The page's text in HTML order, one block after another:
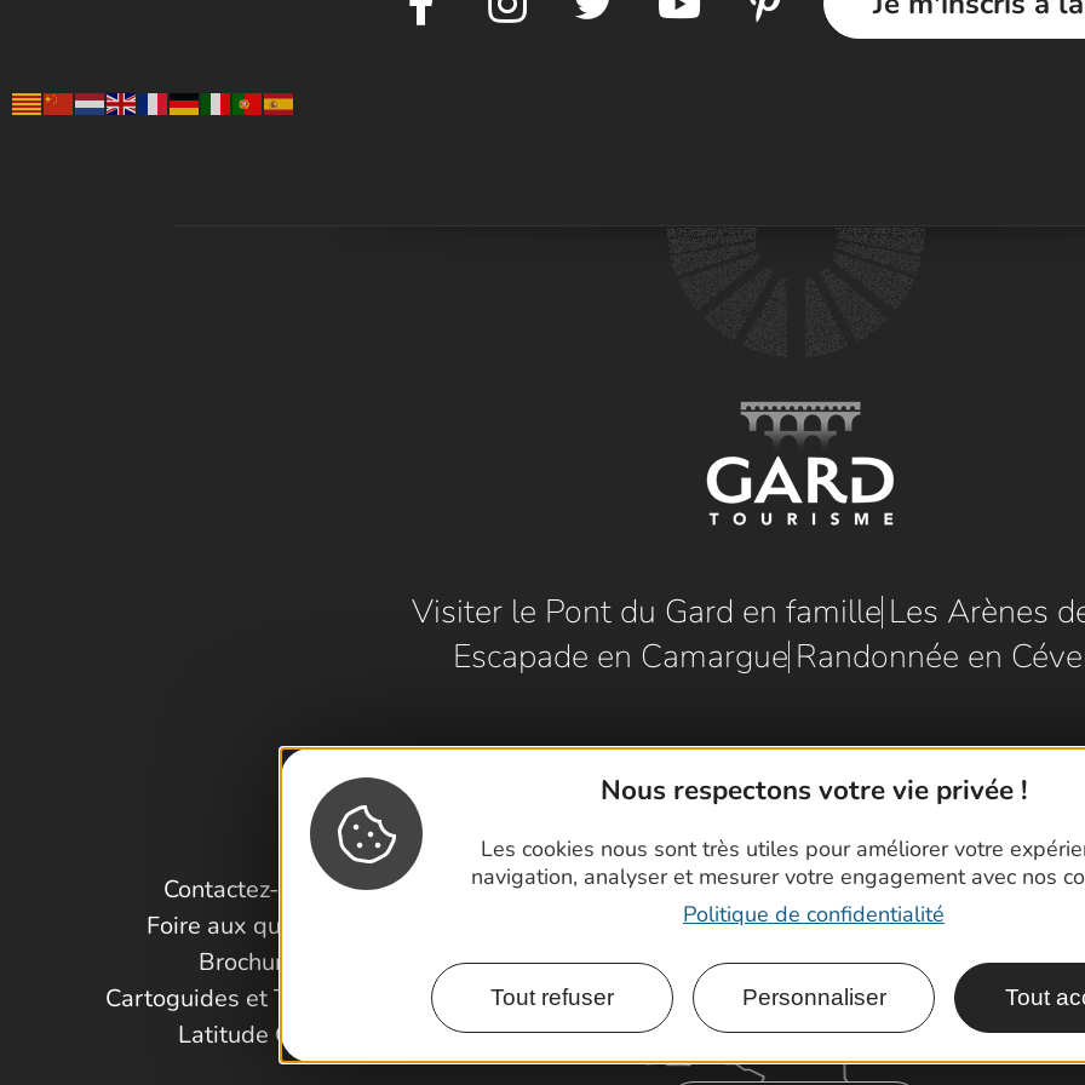
Nous respectons votre vie privée !
Les cookies nous sont très utiles pour améliorer votre
navigation, analyser et mesurer votre engagement avec nos
Politique de confidentialité
Tout refuser Personnaliser Tout
Visiter le Pont du Gard en famille Les Arènes
Escapade en Camargue Randonnée en
Contactez-nous !
Foire aux questions
Brochures
Cartoguides et Topoguides
Latitude Gard